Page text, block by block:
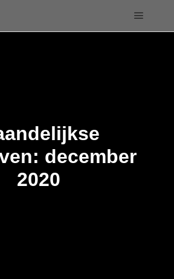
december
2020